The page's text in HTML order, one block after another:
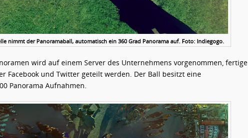
nimmt der Panoramaball, automatisch ein 360 Grad Panorama auf. Foto: Indiegogo.
wird auf einem Server des Unternehmens vorgenommen, fertige
Facebook und Twitter geteilt werden. Der Ball besitzt eine
Panorama Aufnahmen.